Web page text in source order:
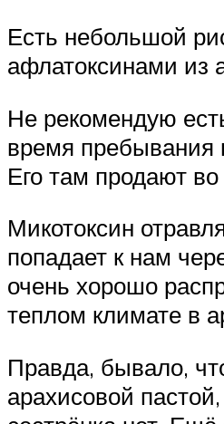
Есть небольшой
афлатоксинами из
Не рекомендую
время пребывания
Его там продают
Микотоксин
попадает к нам
очень хорошо
теплом климате в
Правда, бывало,
арахисовой